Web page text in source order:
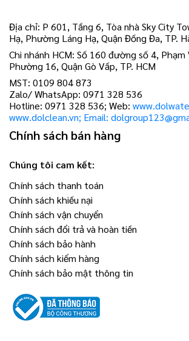
Địa chỉ: P 601, Tầng 6, Tòa nhà Sky City
Hạ, Phường Láng Hạ, Quận Đống Đa, TP.
Chi nhánh HCM: Số 160 đường số 4, Phạm
Phường 16, Quận Gò Vấp, TP. HCM
MST: 0109 804 873
Zalo/ WhatsApp: 0971 328 536
Hotline: 0971 328 536; Web:
www.dolclean.vn; Email:
Chính sách bán hàng
Chúng tôi cam kết:
Chính sách thanh toán
Chính sách khiếu nại
Chính sách vận chuyển
Chính sách đổi trả và hoàn tiền
Chính sách bảo hành
Chính sách kiểm hàng
Chính sách bảo mật thông tin